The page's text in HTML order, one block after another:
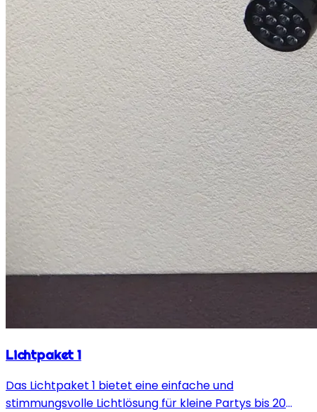
Lichtpaket 1
Das Lichtpaket 1 bietet eine einfache und
stimmungsvolle Lichtlösung für kleine Partys bis 20